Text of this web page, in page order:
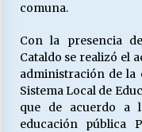
16/
30/
comuna.
Con la presencia
Cataldo se realizó el
administración de la
Sistema Local de
que de acuerdo a
educación pública